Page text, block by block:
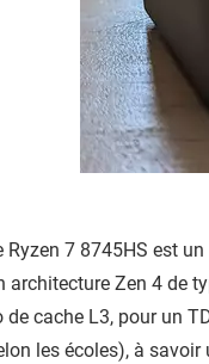
7 8745HS est
Zen 4 de
cache L3, pour un
les écoles), à